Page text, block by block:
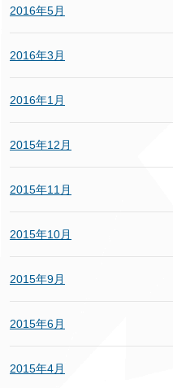
2016年5月
2016年3月
2016年1月
2015年12月
2015年11月
2015年10月
2015年9月
2015年6月
2015年4月